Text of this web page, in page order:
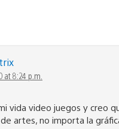
at 8:24 p.m.
vida video juegos y creo
artes, no importa la